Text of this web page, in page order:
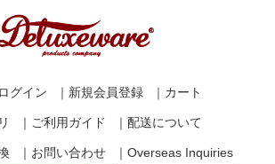
グイン ｜新規会員登録 ｜カート
｜ご利用ガイド ｜配送について
｜お問い合わせ
｜Overseas Inquiries